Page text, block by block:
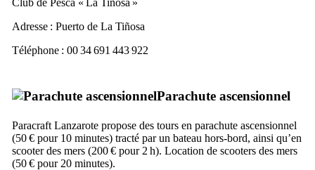
Adresse : Puerto de La Tiñosa
Téléphone : 00 34 691 443 922
Parachute ascensionnel
Paracraft Lanzarote propose des tours en parachute ascensionnel
(50 € pour 10 minutes) tracté par un bateau hors-bord, ainsi qu’en
scooter des mers (200 € pour 2 h). Location de scooters des mers
(50 € pour 20 minutes).